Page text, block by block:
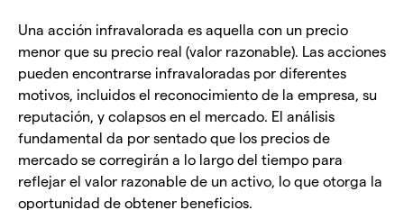
Una acción infravalorada es aquella con un precio
menor que su precio real (valor razonable). Las acciones
pueden encontrarse infravaloradas por diferentes
motivos, incluidos el reconocimiento de la empresa, su
reputación, y colapsos en el mercado. El análisis
fundamental da por sentado que los precios de
mercado se corregirán a lo largo del tiempo para
reflejar el valor razonable de un activo, lo que otorga la
oportunidad de obtener beneficios.